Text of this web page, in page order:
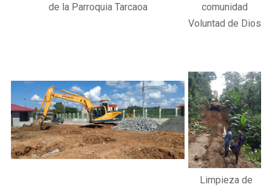
de la Parroquia Tarcaoa
comunidad
Voluntad de Dios
Limpieza de